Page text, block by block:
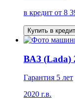
в кредит от 8
Купить в кредит
ВАЗ (Lada)
Гарантия 5 лет
2020 г.в.